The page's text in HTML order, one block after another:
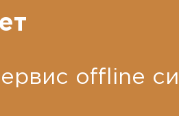
oﬀline